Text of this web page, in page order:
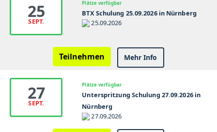
25
SEPT.
Plätze verfügbar
BTX Schulung 25.09.2026 in Nürnberg
25.09.2026
Teilnehmen Mehr Info
27
SEPT.
Plätze verfügbar
Unterspritzung Schulung 27.09.2026 in
Nürnberg
27.09.2026